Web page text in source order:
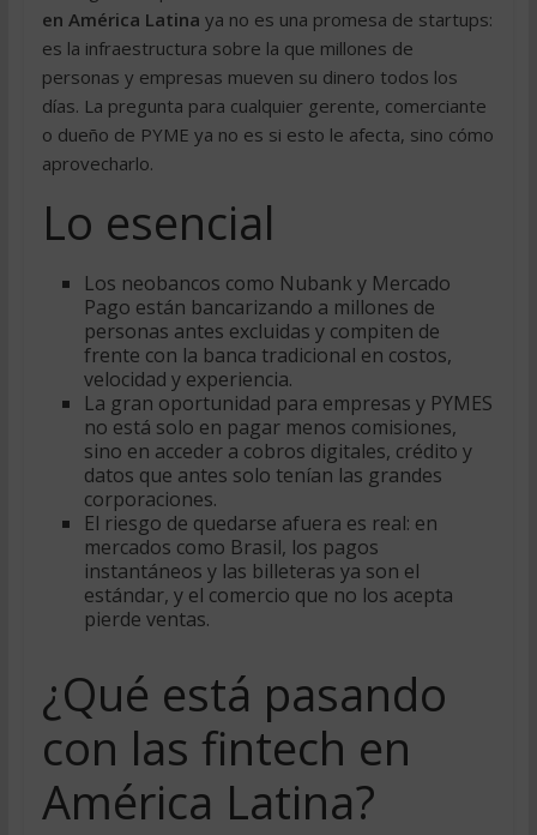
en América Latina ya no es una promesa de startups:
es la infraestructura sobre la que millones de
personas y empresas mueven su dinero todos los
días. La pregunta para cualquier gerente, comerciante
o dueño de PYME ya no es si esto le afecta, sino cómo
aprovecharlo.
Lo esencial
Los neobancos como Nubank y Mercado
Pago están bancarizando a millones de
personas antes excluidas y compiten de
frente con la banca tradicional en costos,
velocidad y experiencia.
La gran oportunidad para empresas y PYMES
no está solo en pagar menos comisiones,
sino en acceder a cobros digitales, crédito y
datos que antes solo tenían las grandes
corporaciones.
El riesgo de quedarse afuera es real: en
mercados como Brasil, los pagos
instantáneos y las billeteras ya son el
estándar, y el comercio que no los acepta
pierde ventas.
¿Qué está pasando
con las fintech en
América Latina?